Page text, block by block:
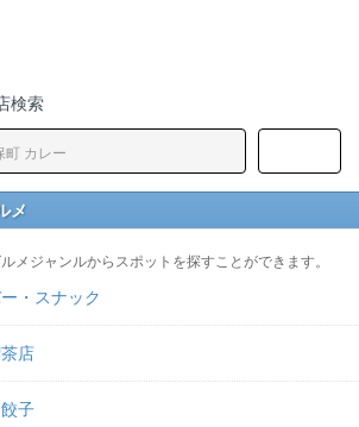
検索
メ
メジャンルからスポットを探すことができます。
・スナック
店
子